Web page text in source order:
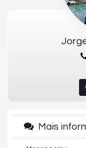
Infraestrutura para
O EMPREENDIMENTO:
Academia
Bicicletário
Mais